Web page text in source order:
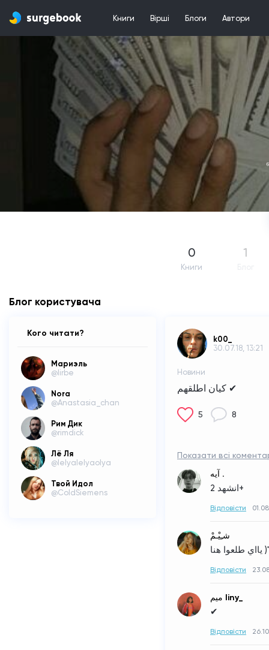
Книги Вірші Блоги Автори
0
Книги
1
Блог користувача
Кого читати?
Мариэль
@lirbe
Nora
@Anastasia_chan
Рим Дик
@rimdick
Лё Ля
@lelyalelyaolya
Твой Идол
@ColdSiemens
k00_
30.07.18, 13:21
Новини
كيان اطلقهم ✔
5 8
Показати всі
آيه .
انشهد 2+
Відповісти
شـِيْـمْ
هنا )"
Відповісти
ميم Iiny_
✔
Відповісти